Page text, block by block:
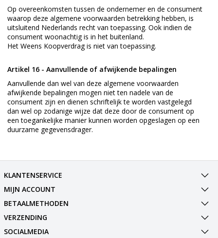
Op overeenkomsten tussen de ondernemer en de consument
waarop deze algemene voorwaarden betrekking hebben, is
uitsluitend Nederlands recht van toepassing. Ook indien de
consument woonachtig is in het buitenland.
Het Weens Koopverdrag is niet van toepassing.
Artikel 16 - Aanvullende of afwijkende bepalingen
Aanvullende dan wel van deze algemene voorwaarden
afwijkende bepalingen mogen niet ten nadele van de
consument zijn en dienen schriftelijk te worden vastgelegd
dan wel op zodanige wijze dat deze door de consument op
een toegankelijke manier kunnen worden opgeslagen op een
duurzame gegevensdrager.
KLANTENSERVICE
MIJN ACCOUNT
BETAALMETHODEN
VERZENDING
SOCIALMEDIA